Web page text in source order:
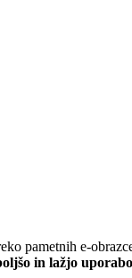
pametnih e-
in lažjo